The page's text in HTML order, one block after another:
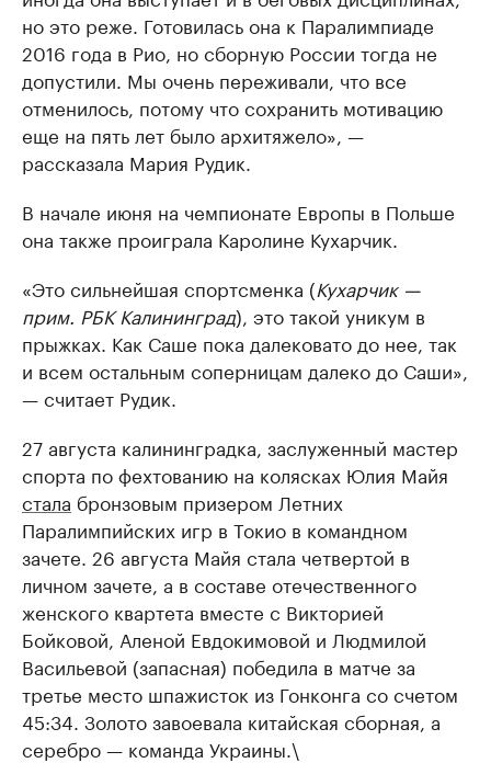
но это реже. Готовилась она к Паралимпиаде
2016 года в Рио, но сборную России тогда не
допустили. Мы очень переживали, что все
отменилось, потому что сохранить мотивацию
еще на пять лет было архитяжело», —
рассказала Мария Рудик.
В начале июня на чемпионате Европы в Польше
она также проиграла Каролине Кухарчик.
«Это сильнейшая спортсменка (Кухарчик —
прим. РБК Калининград), это такой уникум в
прыжках. Как Саше пока далековато до нее, так
и всем остальным соперницам далеко до Саши»,
— считает Рудик.
27 августа калининградка, заслуженный мастер
спорта по фехтованию на колясках Юлия Майя
стала бронзовым призером Летних
Паралимпийских игр в Токио в командном
зачете. 26 августа Майя стала четвертой в
личном зачете, а в составе отечественного
женского квартета вместе с Викторией
Бойковой, Аленой Евдокимовой и Людмилой
Васильевой (запасная) победила в матче за
третье место шпажисток из Гонконга со счетом
45:34. Золото завоевала китайская сборная, а
серебро — команда Украины.\